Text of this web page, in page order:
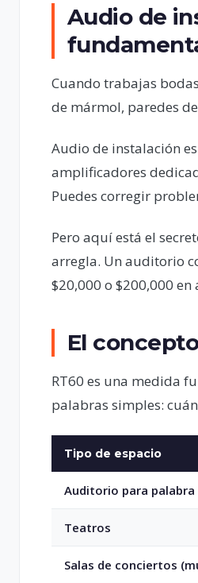
Audio de
Cuando trabajas
de mármol, paredes
Audio de instalación
amplificadores
Puedes corregir
Pero aquí está el
arregla. Un auditorio
$20,000 o $200,000 en
El
RT60 es una medida
palabras simples:
Tipo de espacio
Auditorio para palabra
Teatros
Salas de conciertos